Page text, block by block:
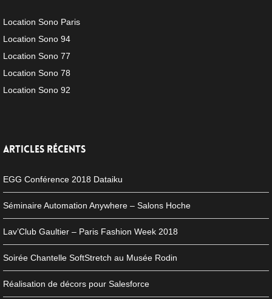
Location Sono Paris
Location Sono 94
Location Sono 77
Location Sono 78
Location Sono 92
ARTICLES RÉCENTS
EGG Conférence 2018 Dataiku
Séminaire Automation Anywhere – Salons Hoche
Lav’Club Gaultier – Paris Fashion Week 2018
Soirée Chantelle SoftStretch au Musée Rodin
Réalisation de décors pour Salesforce